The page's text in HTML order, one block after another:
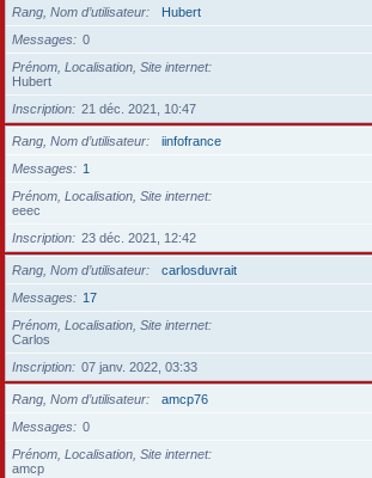
Rang, Nom d’utilisateur
Hubert
Messages
0
Prénom, Localisation, Site internet
Hubert
Inscription
21 déc. 2021, 10:47
Rang, Nom d’utilisateur
iinfofrance
Messages
1
Prénom, Localisation, Site internet
eeec
Inscription
23 déc. 2021, 12:42
Rang, Nom d’utilisateur
carlosduvrait
Messages
17
Prénom, Localisation, Site internet
Carlos
Inscription
07 janv. 2022, 03:33
Rang, Nom d’utilisateur
amcp76
Messages
0
Prénom, Localisation, Site internet
amcp